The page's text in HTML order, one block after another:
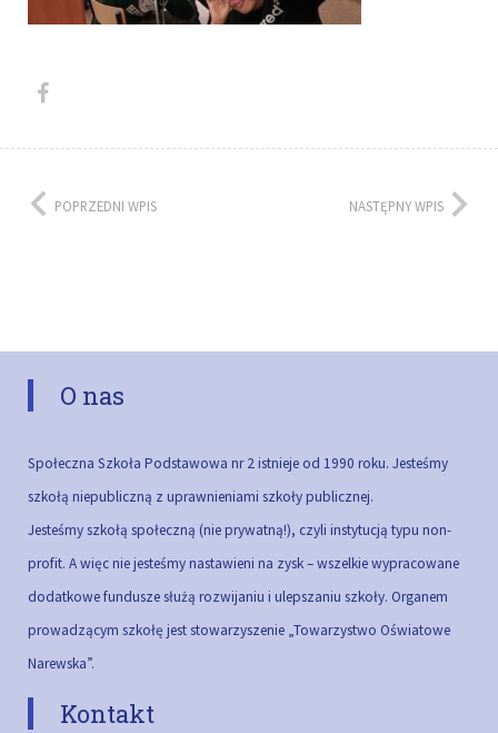
POPRZEDNI WPIS NASTĘPNY WPIS
O nas
Społeczna Szkoła Podstawowa nr 2 istnieje od 1990 roku. Jesteśmy
szkołą niepubliczną z uprawnieniami szkoły publicznej.
Jesteśmy szkołą społeczną (nie prywatną!), czyli instytucją typu non-
profit. A więc nie jesteśmy nastawieni na zysk – wszelkie wypracowane
dodatkowe fundusze służą rozwijaniu i ulepszaniu szkoły. Organem
prowadzącym szkołę jest stowarzyszenie „Towarzystwo Oświatowe
Narewska”.
Kontakt